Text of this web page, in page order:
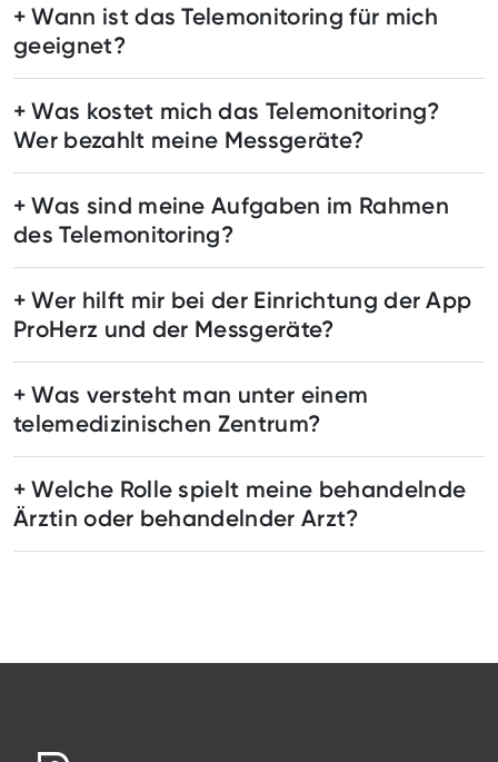
Wann ist das Telemonitoring für mich
geeignet?
Was kostet mich das Telemonitoring?
Wer bezahlt meine Messgeräte?
Was sind meine Aufgaben im Rahmen
des Telemonitoring?
Wer hilft mir bei der Einrichtung der App
ProHerz und der Messgeräte?
Was versteht man unter einem
telemedizinischen Zentrum?
Welche Rolle spielt meine behandelnde
Ärztin oder behandelnder Arzt?